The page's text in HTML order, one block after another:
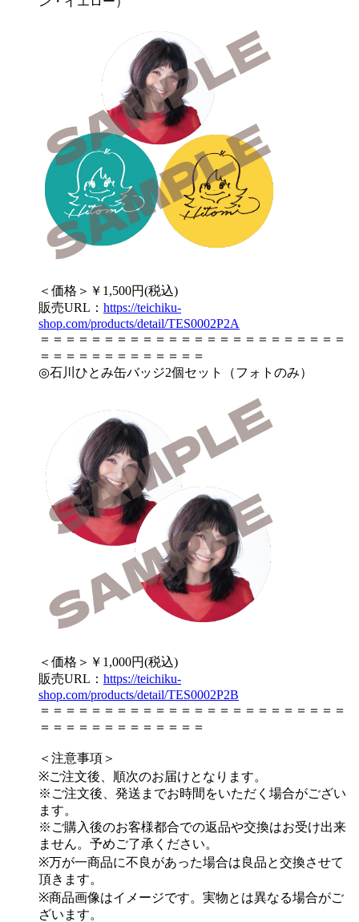
＜価格＞￥1,500円(税込)
販売URL： https://teichiku-
shop.com/products/detail/TES0002P2A
＝＝＝＝＝＝＝＝＝＝＝＝＝＝＝＝＝＝＝＝＝＝＝＝
＝＝＝＝＝＝＝＝＝＝＝＝＝
◎石川ひとみ缶バッジ2個セット（フォトのみ）
＜価格＞￥1,000円(税込)
販売URL： https://teichiku-
shop.com/products/detail/TES0002P2B
＝＝＝＝＝＝＝＝＝＝＝＝＝＝＝＝＝＝＝＝＝＝＝＝
＝＝＝＝＝＝＝＝＝＝＝＝＝
＜注意事項＞
※ご注文後、順次のお届けとなります。
※ご注文後、発送までお時間をいただく場合がござい
ます。
※ご購入後のお客様都合での返品や交換はお受け出来
ません。予めご了承ください。
※万が一商品に不良があった場合は良品と交換させて
頂きます。
※商品画像はイメージです。実物とは異なる場合がご
ざいます。